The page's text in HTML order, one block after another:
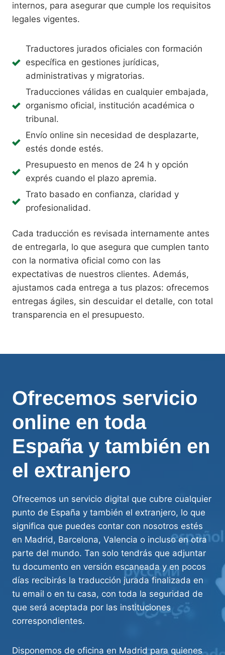
internos, para asegurar que cumple los requisitos
legales vigentes.
Traductores jurados oficiales con formación
específica en gestiones jurídicas,
administrativas y migratorias.
Traducciones válidas en cualquier embajada,
organismo oficial, institución académica o
tribunal.
Envío online sin necesidad de desplazarte,
estés donde estés.
Presupuesto en menos de 24 h y opción
exprés cuando el plazo apremia.
Trato basado en confianza, claridad y
profesionalidad.
Cada traducción es revisada internamente antes
de entregarla, lo que asegura que cumplen tanto
con la normativa oficial como con las
expectativas de nuestros clientes. Además,
ajustamos cada entrega a tus plazos: ofrecemos
entregas ágiles, sin descuidar el detalle, con total
transparencia en el presupuesto.
Ofrecemos servicio
online en toda
España y también en
el extranjero
Ofrecemos un servicio digital que cubre cualquier
punto de España y también el extranjero, lo que
significa que puedes contar con nosotros estés
en Madrid, Barcelona, Valencia o incluso en otra
parte del mundo. Tan solo tendrás que adjuntar
tu documento en versión escaneada y en pocos
días recibirás la traducción jurada finalizada en
tu email o en tu casa, con toda la seguridad de
que será aceptada por las instituciones
correspondientes.
Disponemos de oficina en Madrid para quienes